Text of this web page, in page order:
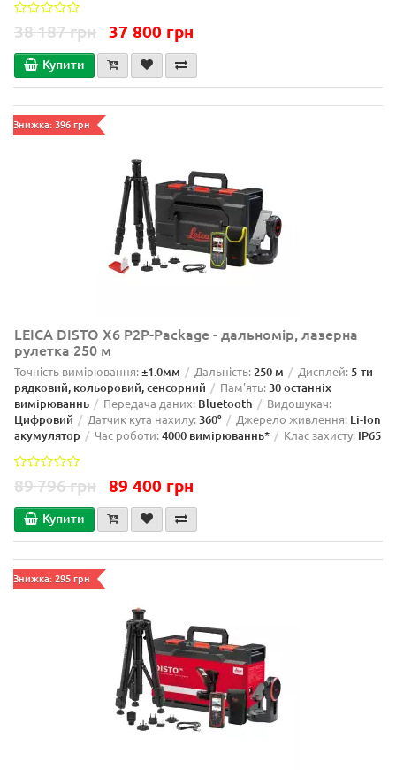
38 187 грн 37 800 грн
Купити
Знижка: 396 грн
LEICA DISTO X6 P2P-Package - дальномір, лазерна
рулетка 250 м
Точність вимірювання:±1.0мм Дальність:250 м Дисплей: 5-ти
рядковий, кольоровий, сенсорний
Пам'ять:30 останніх
вимірюваннь
Передача даних: Bluetooth Видошукач:
Цифровий Датчик кута нахилу:360° Джерело живлення: Li-Ion
акумулятор
Час роботи:4000 вимірюваннь* Клас захисту: IP65
89 796 грн 89 400 грн
Купити
Знижка: 295 грн